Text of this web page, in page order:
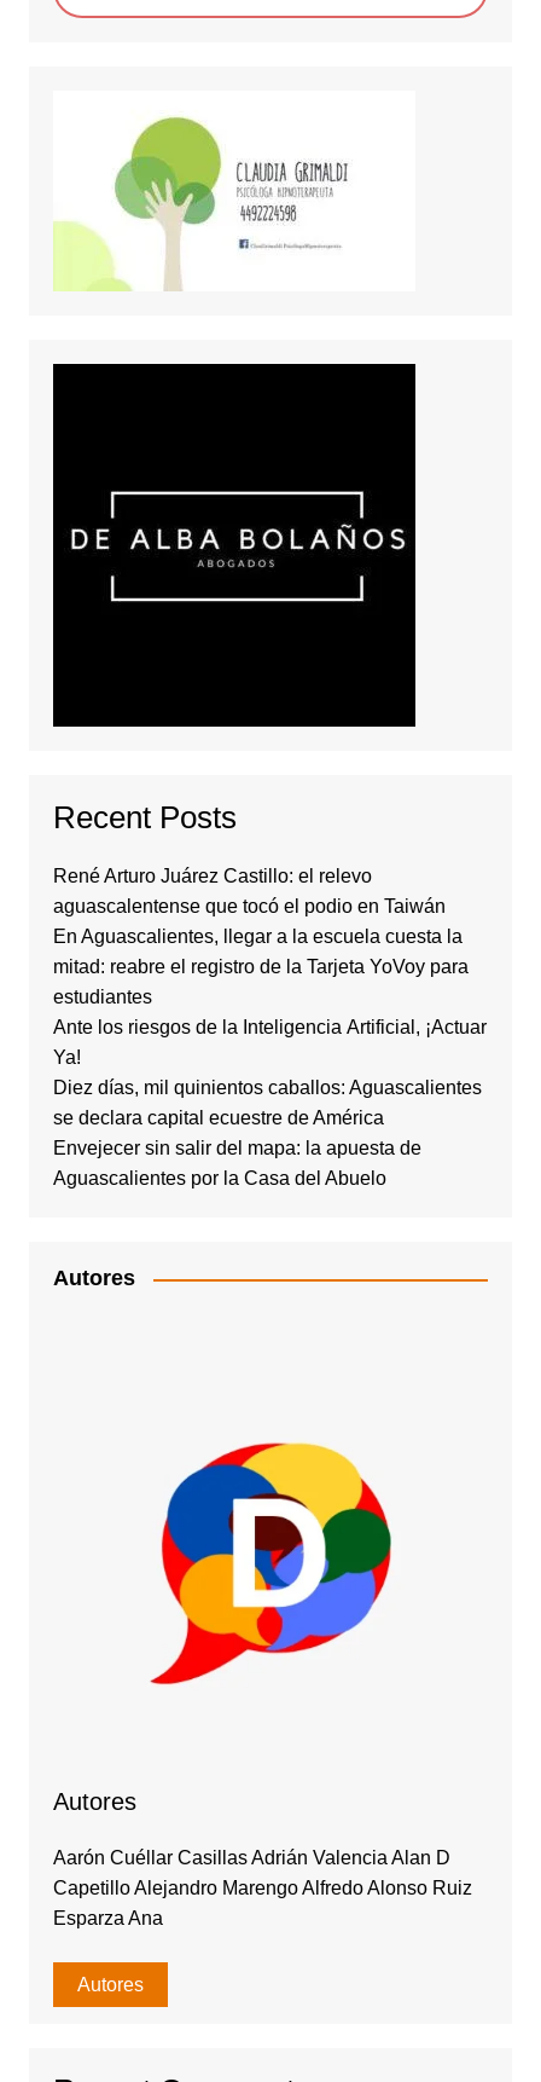
Recent Posts
René Arturo Juárez Castillo: el relevo
aguascalentense que tocó el podio en Taiwán
En Aguascalientes, llegar a la escuela cuesta la
mitad: reabre el registro de la Tarjeta YoVoy para
estudiantes
Ante los riesgos de la Inteligencia Artificial, ¡Actuar
Ya!
Diez días, mil quinientos caballos: Aguascalientes
se declara capital ecuestre de América
Envejecer sin salir del mapa: la apuesta de
Aguascalientes por la Casa del Abuelo
Autores
Autores
Aarón Cuéllar Casillas Adrián Valencia Alan D
Capetillo Alejandro Marengo Alfredo Alonso Ruiz
Esparza Ana
Autores